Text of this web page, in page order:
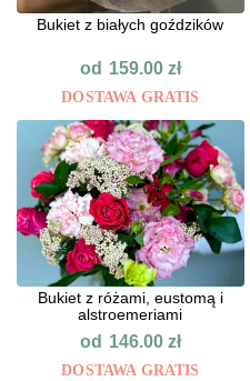
Bukiet z białych goździków
od 159.00 zł
DOSTAWA GRATIS
Bukiet z różami, eustomą i
alstroemeriami
od 146.00 zł
DOSTAWA GRATIS